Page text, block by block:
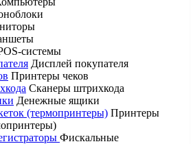
системы
Дисплей покупателя
Принтеры чеков
Сканеры штрихкода
Денежные ящики
(термопринтеры) Принтеры
Фискальные